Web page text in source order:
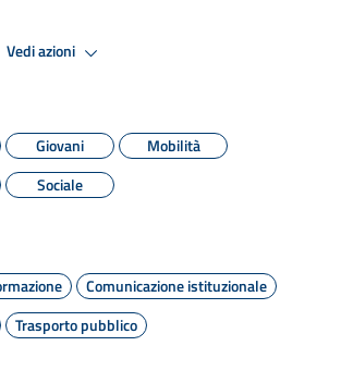
Vedi azioni
Giovani
Mobilità
Sociale
Comunicazione istituzionale
Trasporto pubblico